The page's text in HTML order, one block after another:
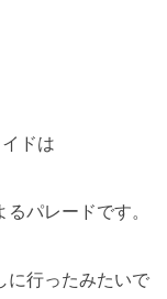
ドは
パレードです。
に行ったみたいで